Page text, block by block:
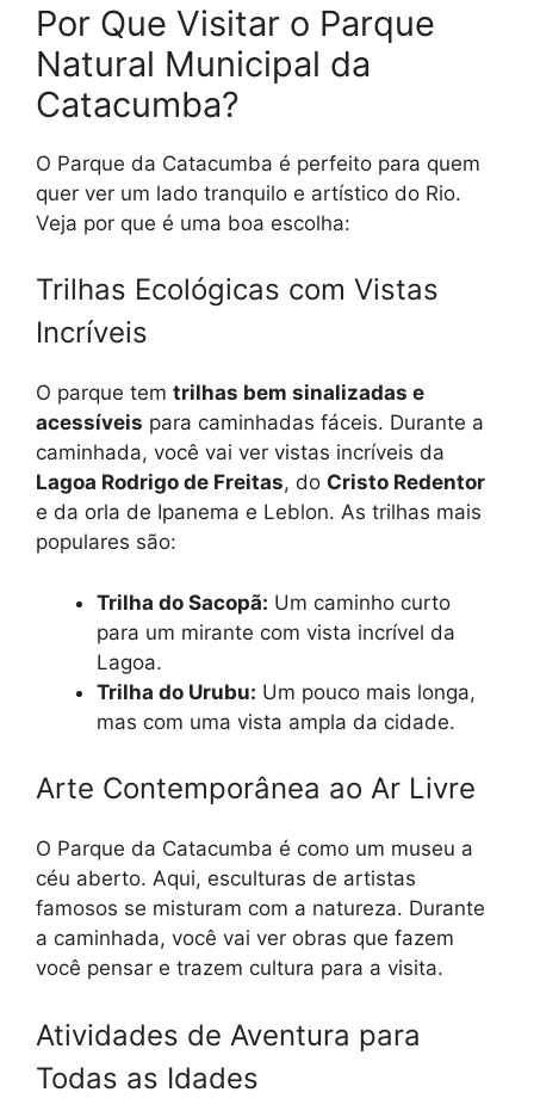
Por Que Visitar o Parque
Natural Municipal da
Catacumba?
O Parque da Catacumba é perfeito para quem
quer ver um lado tranquilo e artístico do Rio.
Veja por que é uma boa escolha:
Trilhas Ecológicas com Vistas
Incríveis
O parque tem trilhas bem sinalizadas e
acessíveis para caminhadas fáceis. Durante a
caminhada, você vai ver vistas incríveis da
Lagoa Rodrigo de Freitas, do Cristo Redentor
e da orla de Ipanema e Leblon. As trilhas mais
populares são:
Trilha do Sacopã: Um caminho curto
para um mirante com vista incrível da
Lagoa.
Trilha do Urubu: Um pouco mais longa,
mas com uma vista ampla da cidade.
Arte Contemporânea ao Ar Livre
O Parque da Catacumba é como um museu a
céu aberto. Aqui, esculturas de artistas
famosos se misturam com a natureza. Durante
a caminhada, você vai ver obras que fazem
você pensar e trazem cultura para a visita.
Atividades de Aventura para
Todas as Idades